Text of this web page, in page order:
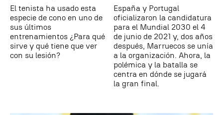
El tenista ha usado esta
especie de cono en uno de
sus últimos
entrenamientos ¿Para qué
sirve y qué tiene que ver
con su lesión?
España y Portugal
oficializaron la candidatura
para el Mundial 2030 el 4
de junio de 2021 y, dos años
después, Marruecos se unía
a la organización. Ahora, la
polémica y la batalla se
centra en dónde se jugará
la gran final.